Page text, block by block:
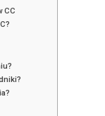
CC